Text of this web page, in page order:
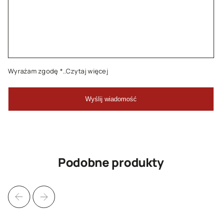
Wyrażam zgodę *..Czytaj więcej
Podobne produkty